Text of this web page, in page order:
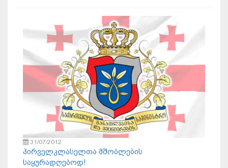
31/07/2012
პირველკლასელთა მშობლების
საყურადღებოდ!